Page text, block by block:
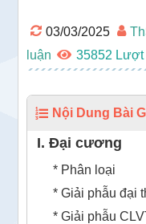
03/03/2025
luận
35852
Nội Dung Bài
I. Đại cương
* Phân loại
* Giải phẫu đại
* Giải phẫu